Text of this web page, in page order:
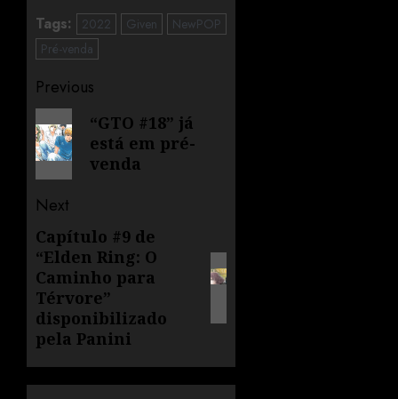
Tags: 2022 Given
NewPOP
Pré-venda
Previous
“GTO #18” já
está em pré-
venda
Next
Capítulo #9 de
“Elden Ring: O
Caminho para
Térvore”
disponibilizado
pela Panini